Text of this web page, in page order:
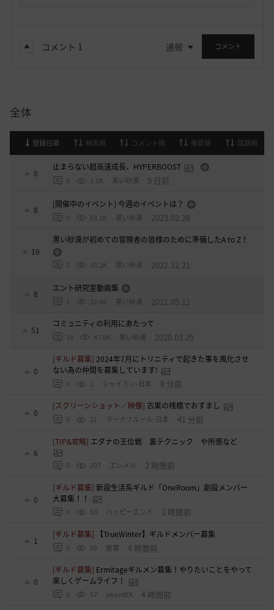
コメント 1 通報 コメント
全体
登録日順 検索順 コメント順 推奨順 話題順
0
止まらない超高速成長、HYPERBOOST
0 1.1K 黒い砂漠 9 日前
8
[開催中のイベント] 今週のイベントは？
0 53.1K 黒い砂漠 2023.02.28
19
黒い砂漠が初めての冒険者の皆様のために準備したA to Z！
2 43.2K 黒い砂漠 2022.12.21
8
エント研究室動画集
1 32.4K 黒い砂漠 2021.05.12
51
コミュニティの利用にあたって
18 47.8K 黒い砂漠 2020.03.25
0
[ギルド募集]2024年7月にトリニティで起きた事を風化させ
ない為の仲間を募集しています!
0 2 シャイミン-日本 8 分前
0
[スクリーンショット／映像] 古巣の桟橋でおすまし
0 21 ラーナフルール-日本 41 分前
6
[TIP&攻略] エダナの王位戦 裏テクニック や所感など
0 297 エレメル 2 時間前
0
[ギルド募集] 新設生活系ギルド「OneRoom」創設メンバー
大募集！！
0 53 ハッピーエンド 2 時間前
1
[ギルド募集] 【TrueWinter】ギルドメンバー募集
0 59 倉葉 4 時間前
0
[ギルド募集] Ermitageギルメン募集！やりたいことをやって
楽しくゲームライフ！
0 57 swordEX 4 時間前